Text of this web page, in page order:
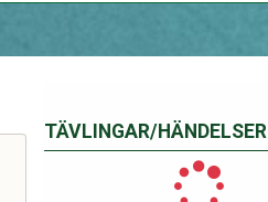
TÄVLINGAR/HÄNDELSER